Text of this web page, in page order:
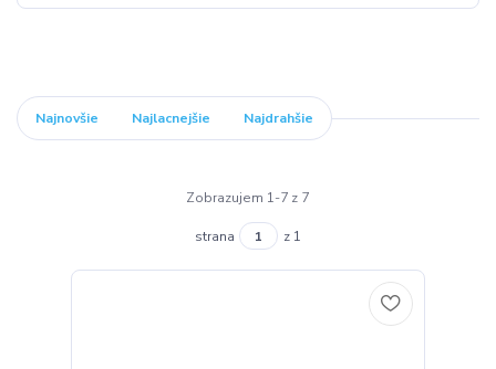
Najnovšie Najlacnejšie Najdrahšie
Zobrazujem 1-7 z 7
strana z 1